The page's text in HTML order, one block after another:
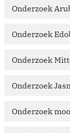
Onderzoek
Onderzoek
Onderzoek
Onderzoek
Onderzoek